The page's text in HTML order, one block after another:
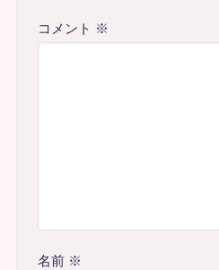
コメント ※
名前 ※